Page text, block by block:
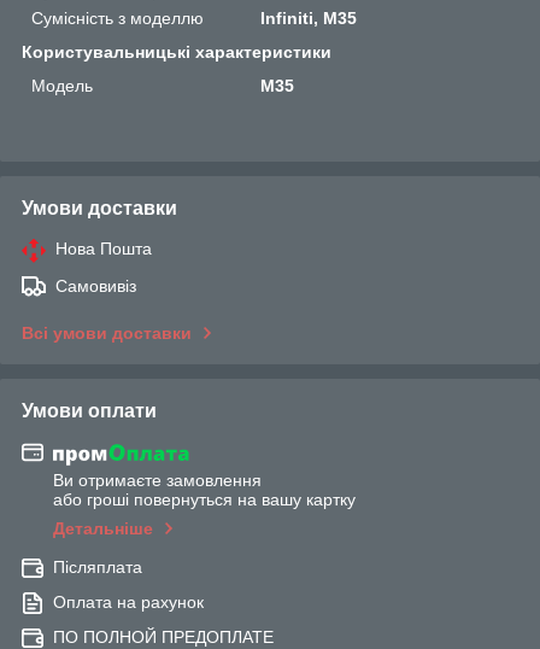
Сумісність з моделлю
Infiniti, M35
Користувальницькі характеристики
Мoдель
M35
Умови доставки
Нова Пошта
Самовивіз
Всі умови доставки
Умови оплати
Ви отримаєте замовлення
або гроші повернуться на вашу картку
Детальніше
Післяплата
Оплата на рахунок
ПО ПОЛНОЙ ПРЕДОПЛАТЕ